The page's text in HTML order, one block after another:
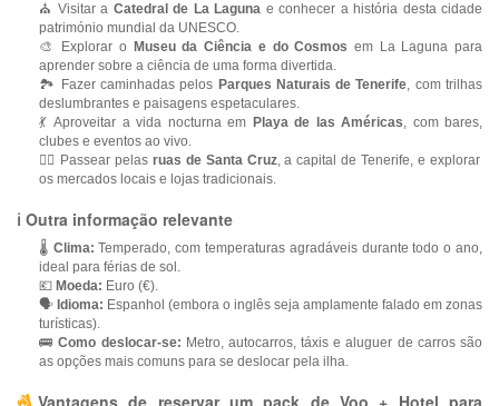
⛪ Visitar a Catedral de La Laguna e conhecer a história desta cidade
património mundial da UNESCO.
🎨 Explorar o
Museu da Ciência e do Cosmos em La Laguna para
aprender sobre a ciência de uma forma divertida.
🏞 Fazer caminhadas pelos Parques Naturais de Tenerife, com trilhas
deslumbrantes e paisagens espetaculares.
💃 Aproveitar a vida nocturna em Playa de las Américas, com bares,
clubes e eventos ao vivo.
🚶‍♂️ Passear pelas ruas de Santa Cruz, a capital de Tenerife, e explorar
os mercados locais e lojas tradicionais.
ℹ️ Outra informação relevante
🌡 Clima: Temperado, com temperaturas agradáveis durante todo o ano,
ideal para férias de sol.
💶 Moeda: Euro (€).
🗣 Idioma: Espanhol (embora o inglês seja amplamente falado em zonas
turísticas).
🚌Como deslocar-se: Metro, autocarros, táxis e aluguer de carros são
as opções mais comuns para se deslocar pela ilha.
Vantagens de reservar um pack de Voo + Hotel para